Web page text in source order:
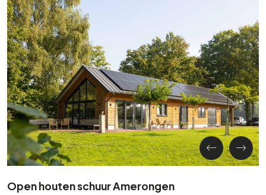
Open houten schuur Amerongen